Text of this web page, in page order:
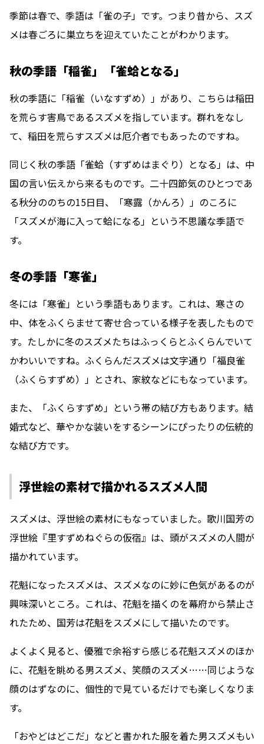
季節は春で、季語は「雀の子」です。つまり昔から、スズ
メは春ごろに巣立ちを迎えていたことがわかります。
秋の季語「稲雀」「雀蛤となる」
秋の季語に「稲雀（いなすずめ）」があり、こちらは稲田
を荒らす害鳥であるスズメを指しています。群れをなし
て、稲田を荒らすスズメは厄介者でもあったのですね。
同じく秋の季語「雀蛤（すずめはまぐり）となる」は、中
国の言い伝えから来るものです。二十四節気のひとつであ
る秋分ののちの15日目、「寒露（かんろ）」のころに
「スズメが海に入って蛤になる」という不思議な季語で
す。
冬の季語「寒雀」
冬には「寒雀」という季語もあります。これは、寒さの
中、体をふくらませて寄せ合っている様子を表したもので
す。たしかに冬のスズメたちはふっくらとふくらんでいて
かわいいですね。ふくらんだスズメは文字通り「福良雀
（ふくらすずめ）」とされ、家紋などにもなっています。
また、「ふくらすずめ」という帯の結び方もあります。結
婚式など、華やかな装いをするシーンにぴったりの伝統的
な結び方です。
浮世絵の素材で描かれるスズメ人間
スズメは、浮世絵の素材にもなっていました。歌川国芳の
浮世絵『里すずめねぐらの仮宿』は、頭がスズメの人間が
描かれています。
花魁になったスズメは、スズメなのに妙に色気があるのが
興味深いところ。これは、花魁を描くのを幕府から禁止さ
れたため、国芳は花魁をスズメにして描いたのです。
よくよく見ると、優雅で余裕すら感じる花魁スズメのほか
に、花魁を眺める男スズメ、笑顔のスズメ……同じような
顔のはずなのに、個性的で見ているだけでも楽しくなりま
す。
「おやどはどこだ」などと書かれた服を着た男スズメもい